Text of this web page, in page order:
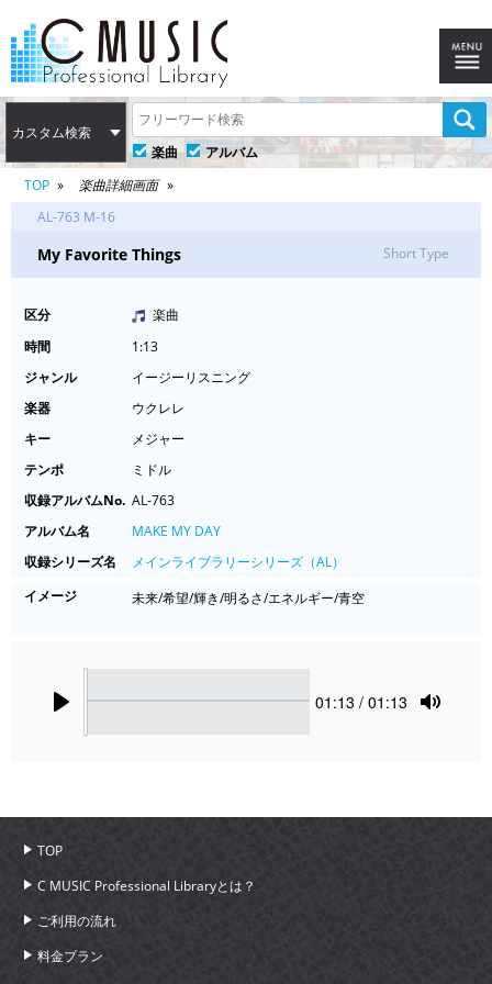
カスタム検索
楽曲
アルバム
TOP
楽曲詳細画面
AL-763 M-16
My Favorite Things Short Type
区分
楽曲
時間
1:13
ジャンル
イージーリスニング
楽器
ウクレレ
キー
メジャー
テンポ
ミドル
収録アルバムNo. AL-763
アルバム名
MAKE MY DAY
収録シリーズ名
メインライブラリーシリーズ（AL）
イメージ
未来/希望/輝き/明るさ/エネルギー/青空
Current
01:13 / 01:13
TOP
C MUSIC Professional Libraryとは？
ご利用の流れ
料金プラン